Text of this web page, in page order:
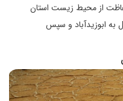
از محیط زیست استان
به ابوزیدآباد و سپس